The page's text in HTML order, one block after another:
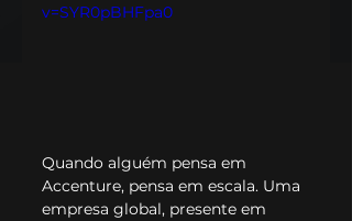
v=SYR0pBHFpa0
Quando alguém pensa em
Accenture, pensa em escala. Uma
empresa global, presente em